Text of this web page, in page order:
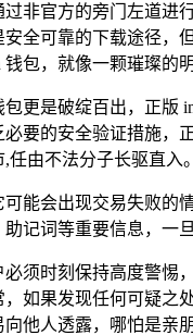
非官方的旁门左道
全可靠的下载途径
包，就像一颗璀璨
包更是破绽百出，正
要的安全验证措施
由不法分子长驱直入。
能会出现交易失败
记词等重要信息，一
必须时刻保持高度警
如果发现任何可疑
他人透露，哪怕是亲